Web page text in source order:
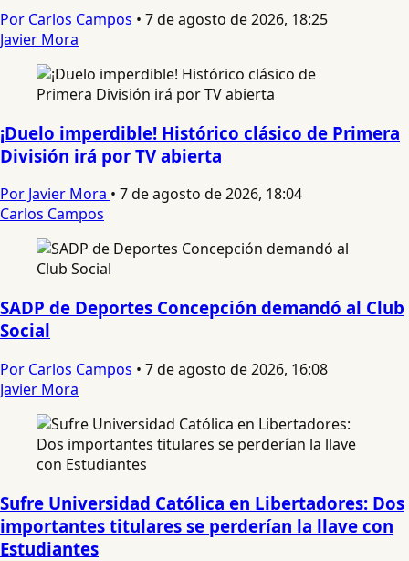
Por Carlos Campos • 7 de agosto de 2026, 18:25
Javier Mora
¡Duelo imperdible! Histórico clásico de Primera
División irá por TV abierta
Por Javier Mora • 7 de agosto de 2026, 18:04
Carlos Campos
SADP de Deportes Concepción demandó al Club
Social
Por Carlos Campos • 7 de agosto de 2026, 16:08
Javier Mora
Sufre Universidad Católica en Libertadores: Dos
importantes titulares se perderían la llave con
Estudiantes